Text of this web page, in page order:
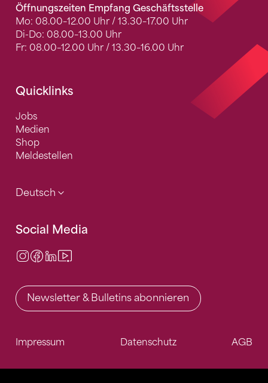
Öffnungszeiten Empfang Geschäftsstelle
Mo: 08.00–12.00 Uhr / 13.30–17.00 Uhr
Di-Do: 08.00–13.00 Uhr
Fr: 08.00–12.00 Uhr / 13.30–16.00 Uhr
Quicklinks
Jobs
Medien
Shop
Meldestellen
Deutsch
Social Media
Instagram
Facebook
LinkedIn
Newsletter & Bulletins abonnieren
Impressum Datenschutz AGB